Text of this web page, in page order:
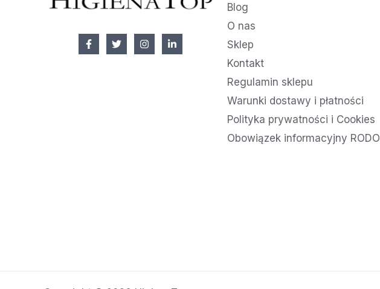
Blog
O nas
Sklep
Kontakt
Regulamin sklepu
Warunki dostawy i płatności
Polityka prywatności i Cookies
Obowiązek informacyjny RODO